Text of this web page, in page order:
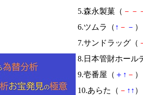
5.森永製菓（ － －
6.ツムラ（ ↑ － －
7.サンドラッグ（
8.日本管財ホール
9.壱番屋（ ＋ ↑ －
10.あらた（ － ↑ ↑